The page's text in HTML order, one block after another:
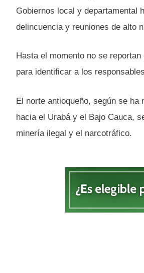
Gobiernos local y departamental
delincuencia y reuniones de alto
Hasta el momento no se
para identificar a los
El norte antioqueño, según se
hacia el Urabá y el Bajo Cauca,
minería ilegal y el narcotráfico.